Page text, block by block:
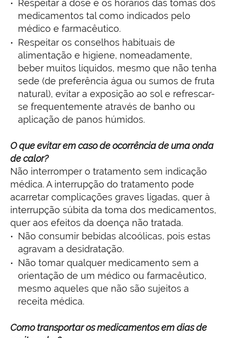
Respeitar a dose e os horários das tomas dos
medicamentos tal como indicados pelo
médico e farmacêutico.
Respeitar os conselhos habituais de
alimentação e higiene, nomeadamente,
beber muitos líquidos, mesmo que não tenha
sede (de preferência água ou sumos de fruta
natural), evitar a exposição ao sol e refrescar-
se frequentemente através de banho ou
aplicação de panos húmidos.
O que evitar em caso de ocorrência de uma onda
de calor?
Não interromper o tratamento sem indicação
médica. A interrupção do tratamento pode
acarretar complicações graves ligadas, quer à
interrupção súbita da toma dos medicamentos,
quer aos efeitos da doença não tratada.
Não consumir bebidas alcoólicas, pois estas
agravam a desidratação.
Não tomar qualquer medicamento sem a
orientação de um médico ou farmacêutico,
mesmo aqueles que não são sujeitos a
receita médica.
Como transportar os medicamentos em dias de